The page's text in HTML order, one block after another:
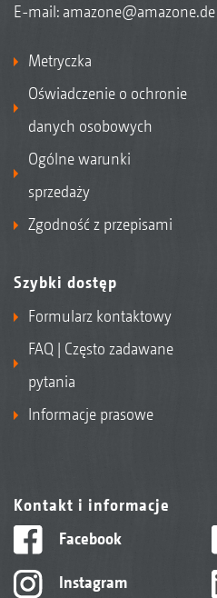
E-mail: amazone@amazone.de
Metryczka
Oświadczenie o ochronie
danych osobowych
Ogólne warunki
sprzedaży
Zgodność z przepisami
Szybki dostęp
Formularz kontaktowy
FAQ | Często zadawane
pytania
Informacje prasowe
Kontakt i informacje
Facebook
Instagram